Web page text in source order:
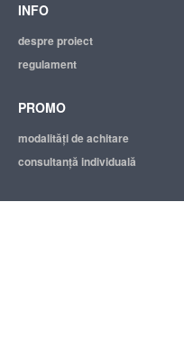
INFO
despre proiect
regulament
PROMO
modalităţi de achitare
consultanță individuală